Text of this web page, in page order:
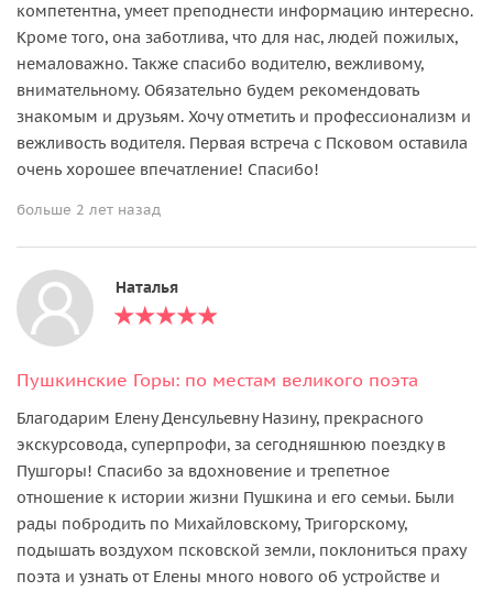
компетентна, умеет преподнести информацию интересно.
Кроме того, она заботлива, что для нас, людей пожилых,
немаловажно. Также спасибо водителю, вежливому,
внимательному. Обязательно будем рекомендовать
знакомым и друзьям. Хочу отметить и профессионализм и
вежливость водителя. Первая встреча с Псковом оставила
очень хорошее впечатление! Спасибо!
больше 2 лет назад
Наталья
Пушкинские Горы: по местам великого поэта
Благодарим Елену Денсульевну Назину, прекрасного
экскурсовода, суперпрофи, за сегодняшнюю поездку в
Пушгоры! Спасибо за вдохновение и трепетное
отношение к истории жизни Пушкина и его семьи. Были
рады побродить по Михайловскому, Тригорскому,
подышать воздухом псковской земли, поклониться праху
поэта и узнать от Елены много нового об устройстве и